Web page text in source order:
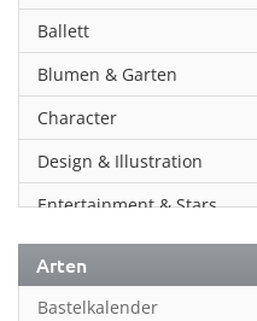
Ballett
Blumen & Garten
Character
Design & Illustration
Entertainment & Stars
Erotik
Essen & Trinken
Arten
Bastelkalender